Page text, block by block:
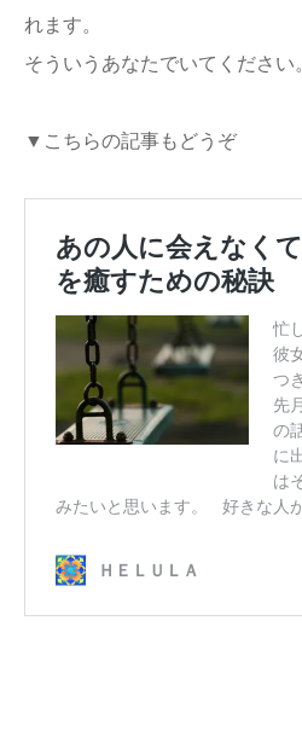
れます。
そういうあなたでいてください。
▼こちらの記事もどうぞ